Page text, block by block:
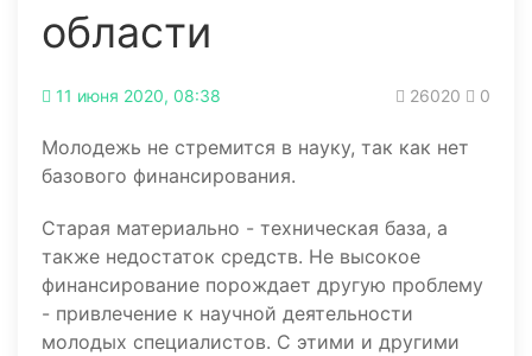
области
11 июня 2020, 08:38 26020 0
Молодежь не стремится в науку, так как нет
базового финансирования.
Старая материально - техническая база, а
также недостаток средств. Не высокое
финансирование порождает другую проблему
- привлечение к научной деятельности
молодых специалистов. С этими и другими